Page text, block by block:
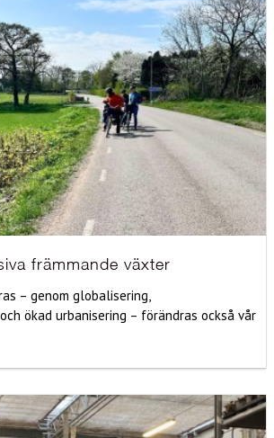
främmande växter
– genom globalisering,
ökad urbanisering – förändras också vår